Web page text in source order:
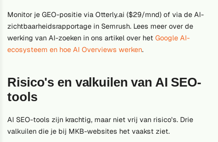
Monitor je GEO-positie via Otterly.ai ($29/mnd) of via de AI-
zichtbaarheidsrapportage in Semrush. Lees meer over de
werking van AI-zoeken in ons artikel over hetGoogle AI-
ecosysteem en hoe AI Overviews werken.
Risico's en valkuilen van AI SEO-
tools
AI SEO-tools zijn krachtig, maar niet vrij van risico's. Drie
valkuilen die je bij MKB-websites het vaakst ziet.